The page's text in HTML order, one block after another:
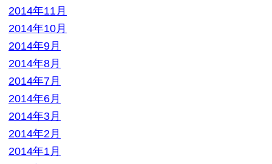
漫画・本
▼ 実施中のキャンペーン
キャンペーン
大口査定
▼ サイトメニュー
トップページ